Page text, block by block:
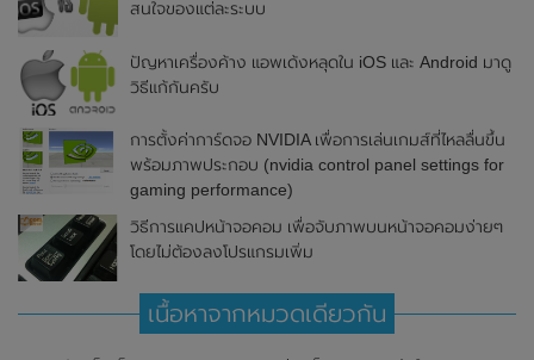
สนใจของแต่ละระบบ
ปัญหาเครื่องค้าง แอพเด้งหลุดใน iOS และ Android มาดู
วิธีแก้กันครับ
การตั้งค่าการ์ดจอ NVIDIA เพื่อการเล่นเกมส์ที่ไหลลื่นขึ้น
พร้อมภาพประกอบ (nvidia control panel settings for
gaming performance)
วิธีการแคปหน้าจอคอม เพื่อจับภาพบนหน้าจอคอมง่ายๆ
โดยไม่ต้องลงโปรแกรมเพิ่ม
เนื้อหาจากหมวดเดียวกัน